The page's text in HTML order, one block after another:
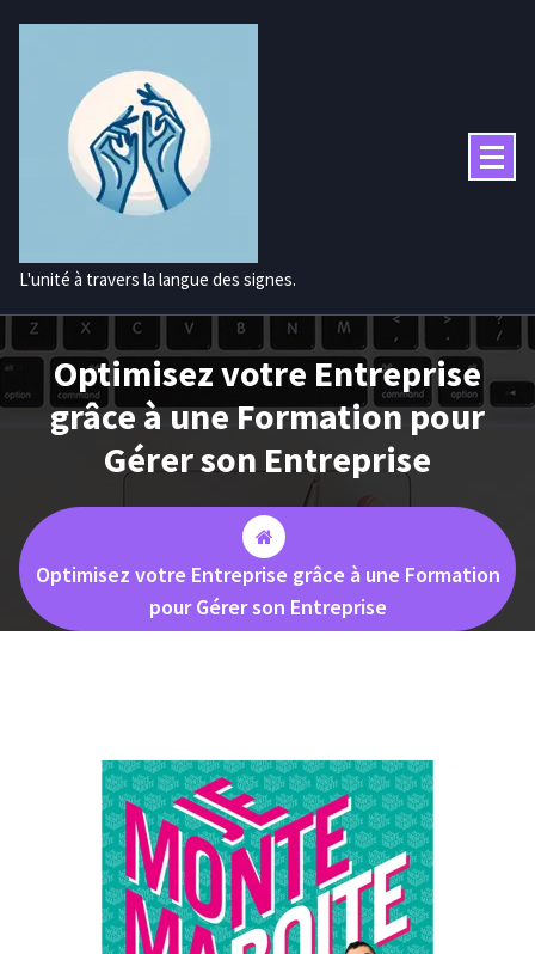
L'unité à travers la langue des signes.
Optimisez votre Entreprise
grâce à une Formation pour
Gérer son Entreprise
Optimisez votre Entreprise grâce à une Formation
pour Gérer son Entreprise